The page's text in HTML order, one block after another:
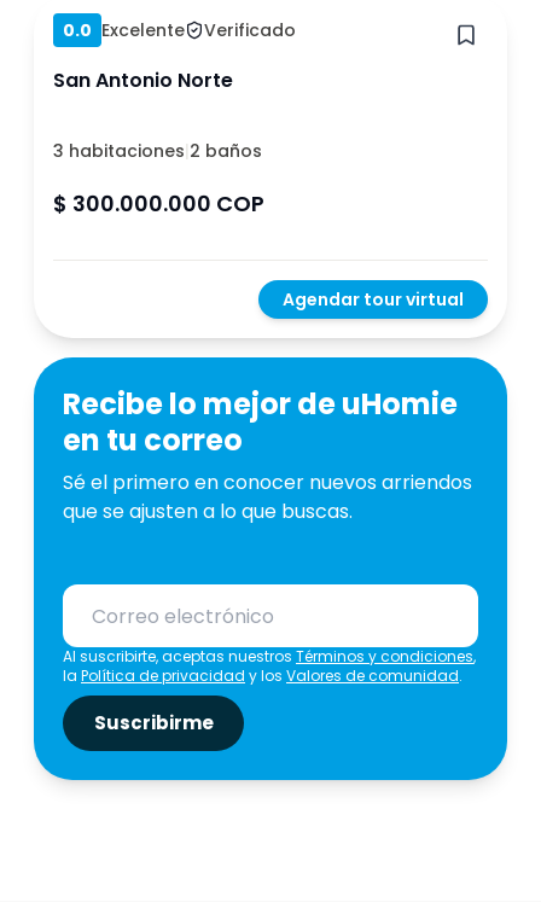
0.0 Excelente Verificado
San Antonio Norte
3 habitaciones|2 baños
$ 300.000.000 COP
Agendar tour virtual
Recibe lo mejor de uHomie
en tu correo
Sé el primero en conocer nuevos arriendos
que se ajusten a lo que buscas.
Al suscribirte, aceptas nuestros Términos y condiciones,
la Política de privacidad y los Valores de comunidad.
Suscribirme